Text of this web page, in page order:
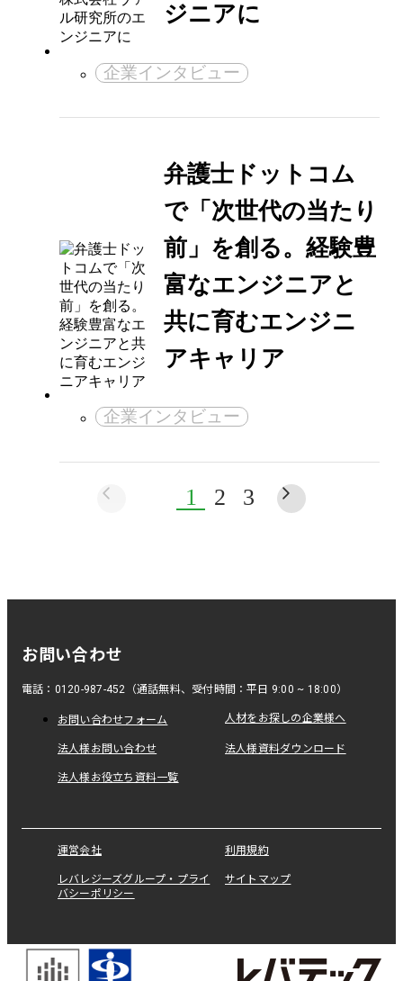
ジニアに
企業インタビュー
弁護士ドットコム
で「次世代の当たり
前」を創る。経験豊
富なエンジニアと
共に育むエンジニ
アキャリア
企業インタビュー
1 2 3
お問い合わせ
電話：0120-987-452（通話無料、受付時間：平日 9:00 ~ 18:00）
お問い合わせフォーム 人材をお探しの企業様へ
法人様お問い合わせ 法人様資料ダウンロード
法人様お役立ち資料一覧
運営会社 利用規約
レバレジーズグループ・プライ
バシーポリシー
サイトマップ